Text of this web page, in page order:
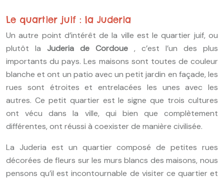
Le quartier juif : la Juderia
Un autre point d’intérêt de la ville est le quartier juif, ou
plutôt la Juderia de Cordoue , c’est l’un des plus
importants du pays. Les maisons sont toutes de couleur
blanche et ont un patio avec un petit jardin en façade, les
rues sont étroites et entrelacées les unes avec les
autres. Ce petit quartier est le signe que trois cultures
ont vécu dans la ville, qui bien que complètement
différentes, ont réussi à coexister de manière civilisée.
La Juderia est un quartier composé de petites rues
décorées de fleurs sur les murs blancs des maisons, nous
pensons qu’il est incontournable de visiter ce quartier et